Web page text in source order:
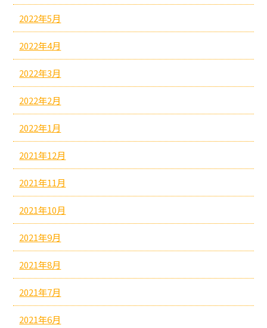
2022年5月
2022年4月
2022年3月
2022年2月
2022年1月
2021年12月
2021年11月
2021年10月
2021年9月
2021年8月
2021年7月
2021年6月